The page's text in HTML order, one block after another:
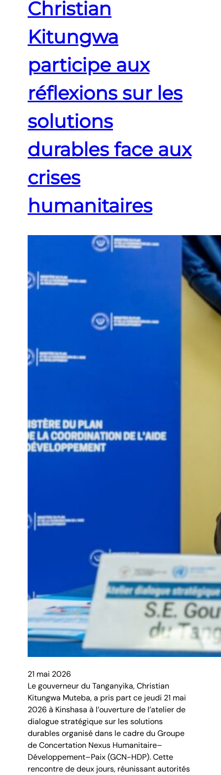
Christian
Kitungwa
participe aux
réflexions sur les
solutions
durables face aux
crises
humanitaires
21 mai 2026
Le gouverneur du Tanganyika, Christian
Kitungwa Muteba, a pris part ce jeudi 21 mai
2026 à Kinshasa à l’ouverture de l’atelier de
dialogue stratégique sur les solutions
durables organisé dans le cadre du Groupe
de Concertation Nexus Humanitaire–
Développement–Paix (GCN-HDP). Cette
rencontre de deux jours, réunissant autorités